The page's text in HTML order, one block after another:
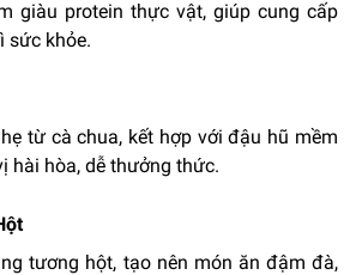
giàu protein thực vật, giúp cung cấp
sức khỏe.
từ cà chua, kết hợp với đậu hũ mềm
hài hòa, dễ thưởng thức.
tương hột, tạo nên món ăn đậm đà,